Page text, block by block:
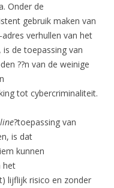
Onder de
gebruik maken van
verhullen van het
de toepassing van
??n van de weinige
tot cybercriminaliteit.
?toepassing van
is dat
kunnen
het
lijflijk risico en zonder